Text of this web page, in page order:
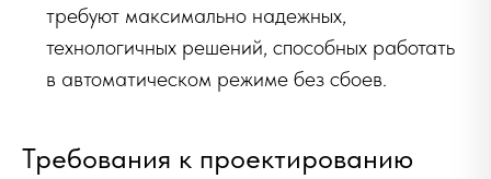
требуют максимально надежных,
технологичных решений, способных работать
в автоматическом режиме без сбоев.
Требования к проектированию